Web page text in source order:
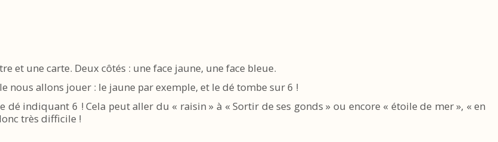
et une carte. Deux côtés : une face jaune, une face bleue.
nous allons jouer : le jaune par exemple, et le dé tombe sur 6 !
indiquant 6 ! Cela peut aller du « raisin » à « Sortir de ses gonds » ou encore « étoile de mer », « en
très difficile !